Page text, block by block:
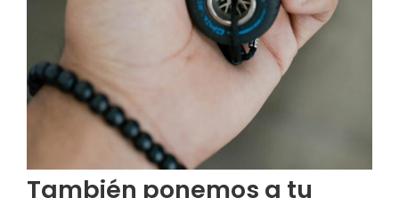
También ponemos a tu